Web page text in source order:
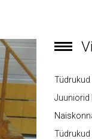
Juuniorid